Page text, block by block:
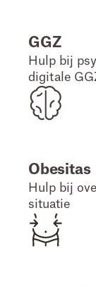
GGZ
Hulp bij
digitale
Obesitas
Hulp bij
situatie